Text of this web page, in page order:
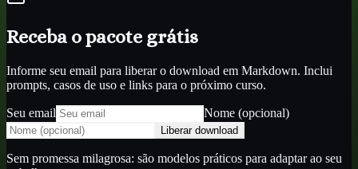
Receba o pacote grátis
Informe seu email para liberar o download em Markdown. Inclui
prompts, casos de uso e links para o próximo curso.
Seu email Nome (opcional)
Liberar download
Sem promessa milagrosa: são modelos práticos para adaptar ao seu